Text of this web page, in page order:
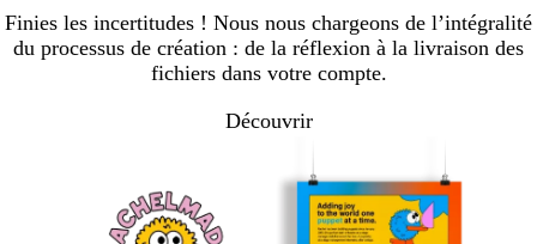
123
Finies les incertitudes ! Nous nous chargeons de l’intégralité
du processus de création : de la réflexion à la livraison des
fichiers dans votre compte.
Découvrir